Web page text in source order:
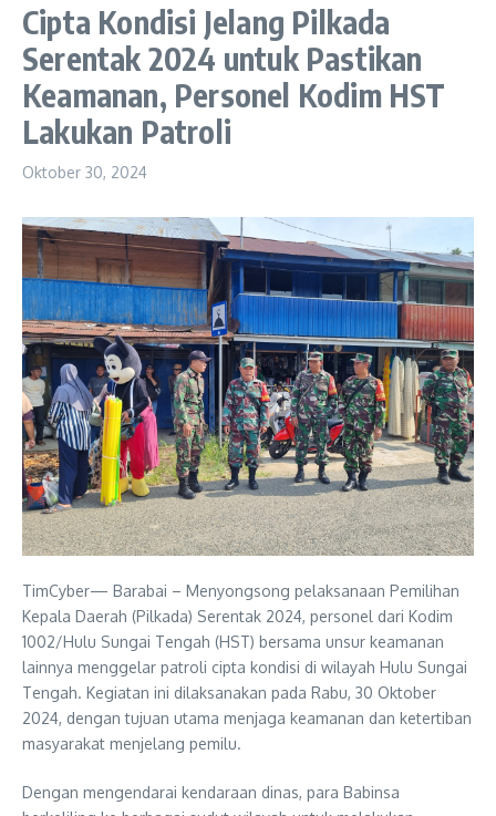
Cipta Kondisi Jelang Pilkada
Serentak 2024 untuk Pastikan
Keamanan, Personel Kodim HST
Lakukan Patroli
Oktober 30, 2024
TimCyber— Barabai – Menyongsong pelaksanaan Pemilihan
Kepala Daerah (Pilkada) Serentak 2024, personel dari Kodim
1002/Hulu Sungai Tengah (HST) bersama unsur keamanan
lainnya menggelar patroli cipta kondisi di wilayah Hulu Sungai
Tengah. Kegiatan ini dilaksanakan pada Rabu, 30 Oktober
2024, dengan tujuan utama menjaga keamanan dan ketertiban
masyarakat menjelang pemilu.
Dengan mengendarai kendaraan dinas, para Babinsa